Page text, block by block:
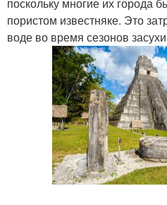
пористом известняке. Это
воде во время сезонов